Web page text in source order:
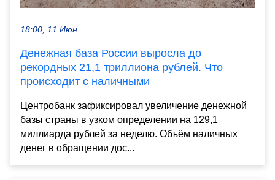
18:00, 11 Июн
Денежная база России выросла до
рекордных 21,1 триллиона рублей. Что
происходит с наличными
Центробанк зафиксировал увеличение денежной
базы страны в узком определении на 129,1
миллиарда рублей за неделю. Объём наличных
денег в обращении дос...